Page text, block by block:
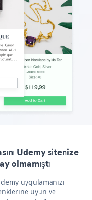
Udemy sitenize
olmamıştı
uygulamanızı
uyun ve